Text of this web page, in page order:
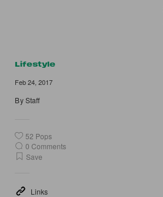
Lifestyle
Feb 24, 2017
ByStaff
52 Pops
0 Comments
Save
Links